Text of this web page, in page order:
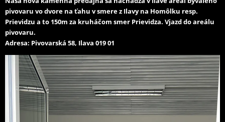
pivovaru vo dvore na ťahu v smere z Ilavy na Homôlku resp.
Prievidzu a to 150m za kruháčom smer Prievidza. Vjazd do areálu
pivovaru.
Adresa: Pivovarská 58, Ilava 019 01